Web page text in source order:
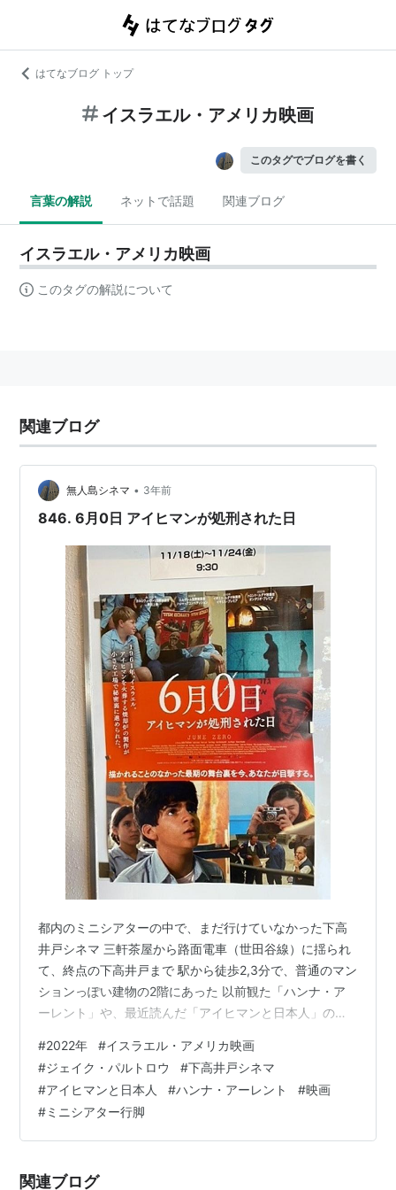
はてなブログ トップ
イスラエル・アメリカ映画
このタグでブログを書く
言葉の解説 ネットで話題 関連ブログ
イスラエル・アメリカ映画
このタグの解説について
関連ブログ
無人島シネマ • 3年前
846. 6月0日 アイヒマンが処刑された日
都内のミニシアターの中で、まだ行けていなかった下高
井戸シネマ 三軒茶屋から路面電車（世田谷線）に揺られ
て、終点の下高井戸まで 駅から徒歩2,3分で、普通のマン
ションっぽい建物の2階にあった 以前観た「ハンナ・ア
ーレント」や、最近読んだ「アイヒマンと日本人」の影
る指揮を執ったナチスドイツの親衛隊中佐・アドルフ・
アイヒマンは、大戦後に偽名を使い、難民を装って西ド
イツからイタリアに入り、そこから船でアルゼンチンに
逃れる その後、家族も呼び寄せ、ブエノスアイレス近郊
に約10年暮らすも、1960年に、イスラエル諜報特務庁
#2022年 #イスラエル・アメリカ映画
#ジェイク・パルトロウ #下高井戸シネマ
#アイヒマンと日本人 #ハンナ・アーレント #映画
#ミニシアター行脚
関連ブログ